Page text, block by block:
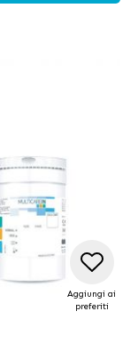
Aggiungi ai
preferiti